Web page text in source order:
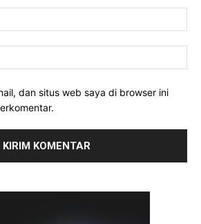
dan situs web saya di browser ini